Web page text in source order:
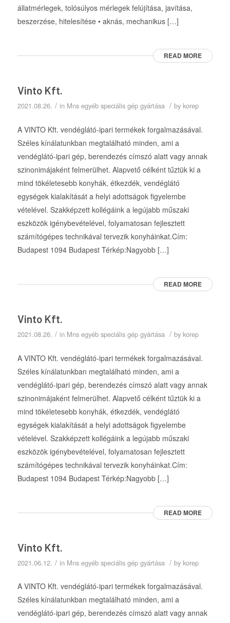
állatmérlegek, tolósúlyos mérlegek felújítása, javítása,
beszerzése, hitelesítése • aknás, mechanikus […]
READ MORE
Vinto Kft.
2021.08.26. / in Mns egyéb speciális gép gyártása / by korep
A VINTO Kft. vendéglátó-ipari termékek forgalmazásával.
Széles kínálatunkban megtalálható minden, ami a
vendéglátó-ipari gép, berendezés címszó alatt vagy annak
szinonimájaként felmerülhet. Alapvető célként tűztük ki a
mind tökéletesebb konyhák, étkezdék, vendéglátó
egységek kialakítását a helyi adottságok figyelembe
vételével. Szakképzett kollégáink a legújabb műszaki
eszközök igénybevételével, folyamatosan fejlesztett
számítógépes technikával tervezik konyháinkat.Cím:
Budapest 1094 Budapest Térkép:Nagyobb […]
READ MORE
Vinto Kft.
2021.08.26. / in Mns egyéb speciális gép gyártása / by korep
A VINTO Kft. vendéglátó-ipari termékek forgalmazásával.
Széles kínálatunkban megtalálható minden, ami a
vendéglátó-ipari gép, berendezés címszó alatt vagy annak
szinonimájaként felmerülhet. Alapvető célként tűztük ki a
mind tökéletesebb konyhák, étkezdék, vendéglátó
egységek kialakítását a helyi adottságok figyelembe
vételével. Szakképzett kollégáink a legújabb műszaki
eszközök igénybevételével, folyamatosan fejlesztett
számítógépes technikával tervezik konyháinkat.Cím:
Budapest 1094 Budapest Térkép:Nagyobb […]
READ MORE
Vinto Kft.
2021.06.12. / in Mns egyéb speciális gép gyártása / by korep
A VINTO Kft. vendéglátó-ipari termékek forgalmazásával.
Széles kínálatunkban megtalálható minden, ami a
vendéglátó-ipari gép, berendezés címszó alatt vagy annak